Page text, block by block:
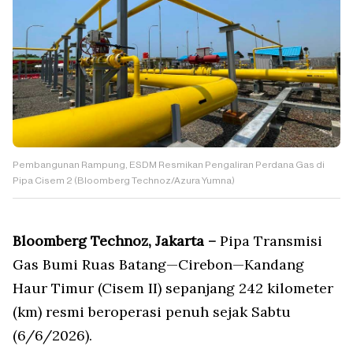
Pembangunan Rampung, ESDM Resmikan Pengaliran Perdana Gas di
Pipa Cisem 2 (Bloomberg Technoz/Azura Yumna)
Bloomberg Technoz, Jakarta – Pipa Transmisi
Gas Bumi Ruas Batang—Cirebon—Kandang
Haur Timur (Cisem II) sepanjang 242 kilometer
(km) resmi beroperasi penuh sejak Sabtu
(6/6/2026).